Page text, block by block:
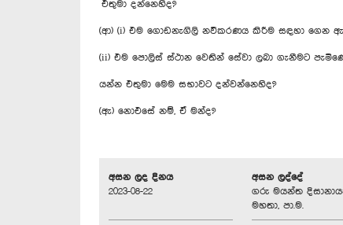
එතුමා දන්නෙහිද?
(ආ) (i) එම ගොඩනැගිලි නවීකරණය කිරීම සඳහා ගෙන
(ii) එම පොලිස් ස්ථාන වෙතින් සේවා ලබා ගැනීමට
යන්න එතුමා මෙම සභාවට දන්වන්නෙහිද?
(ඇ) නොඑසේ නම්, ඒ මන්ද?
අසන ලද දිනය
2023-08-22
අසන ලද්දේ
ගරු මයන්ත
මහතා, පා.ම.